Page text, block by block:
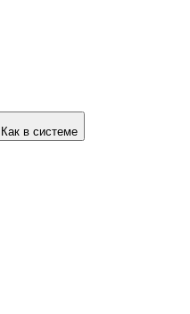
Как в системе